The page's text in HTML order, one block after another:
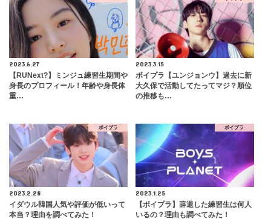
2023.6.27
【RUNext?】ミンジュ練習生期間や
身長のプロフィール！年齢や身長体
重…
2023.3.15
ボイプラ【ユンジョンウ】過去に新
大久保で活動してたってマジ？順位
の推移も…
ボイプラ
2023.2.28
イダウル韓国人気や評価が低いって
本当？理由を調べてみた！
ボイプラ
2023.1.25
【ボイプラ】辞退した練習生は何人
いるの？理由も調べてみた！